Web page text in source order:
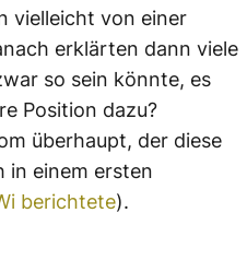
vielleicht von einer
erklärten dann viele
so sein könnte, es
Position dazu?
überhaupt, der diese
in einem ersten
berichtete).